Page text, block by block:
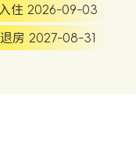
入住 2026-09-03
退房 2027-08-31